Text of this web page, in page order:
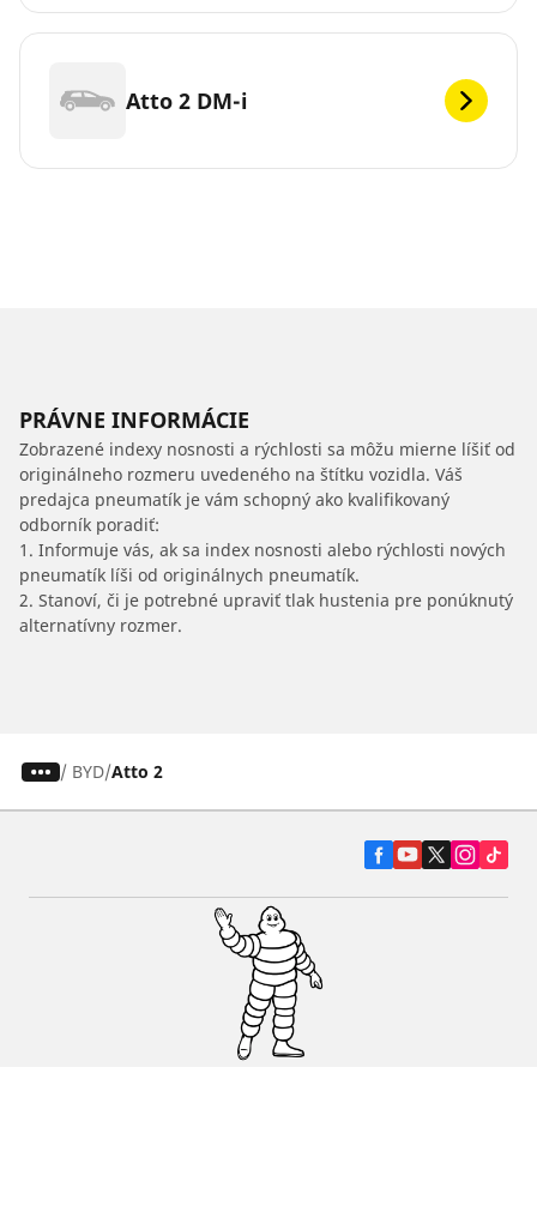
Atto 2 DM-i
PRÁVNE INFORMÁCIE
Zobrazené indexy nosnosti a rýchlosti sa môžu mierne líšiť od
originálneho rozmeru uvedeného na štítku vozidla. Váš
predajca pneumatík je vám schopný ako kvalifikovaný
odborník poradiť:
1. Informuje vás, ak sa index nosnosti alebo rýchlosti nových
pneumatík líši od originálnych pneumatík.
2. Stanoví, či je potrebné upraviť tlak hustenia pre ponúknutý
alternatívny rozmer.
/ BYD Atto 2